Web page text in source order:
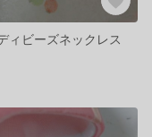
ィビーズネックレス